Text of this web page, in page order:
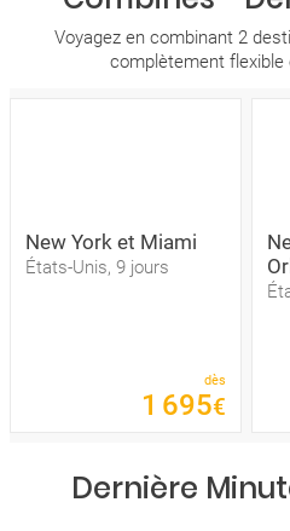
Voyagez en combinant 2
complètement flexible
New York et Miami
États-Unis, 9 jours
dès
1 695€
Dernière